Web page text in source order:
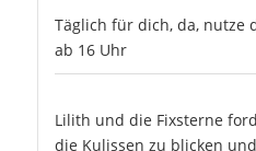
Täglich für dich, da, nutze
ab 16 Uhr
Lilith und die Fixsterne
die Kulissen zu blicken